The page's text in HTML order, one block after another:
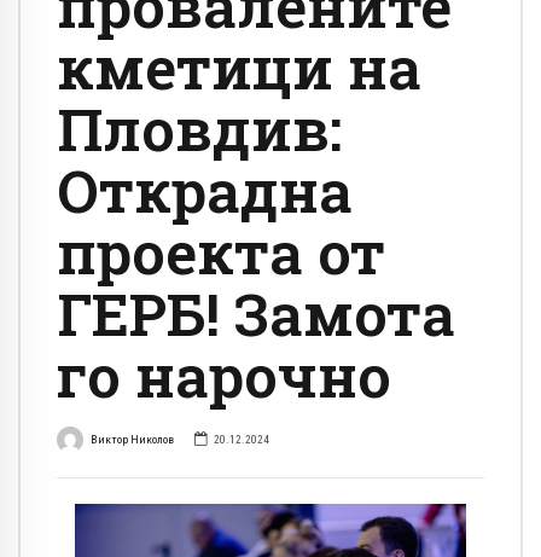
кметици на
Пловдив:
Открадна
проекта от
ГЕРБ! Замота
го нарочно
Виктор Николов 20.12.2024